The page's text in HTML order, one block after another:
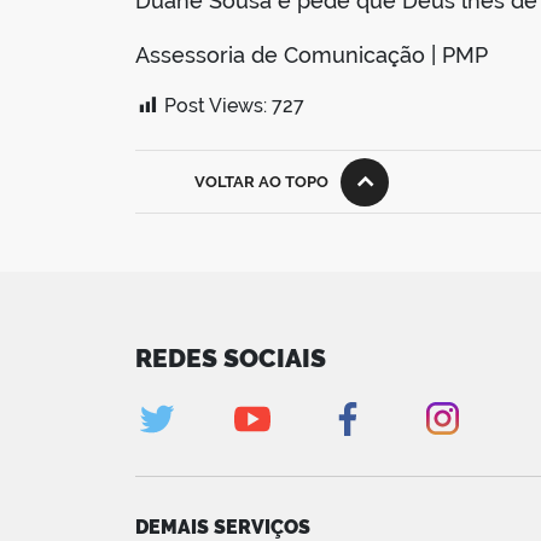
Assessoria de Comunicação | PMP
Post Views: 727
VOLTAR AO TOPO
REDES SOCIAIS
DEMAIS SERVIÇOS